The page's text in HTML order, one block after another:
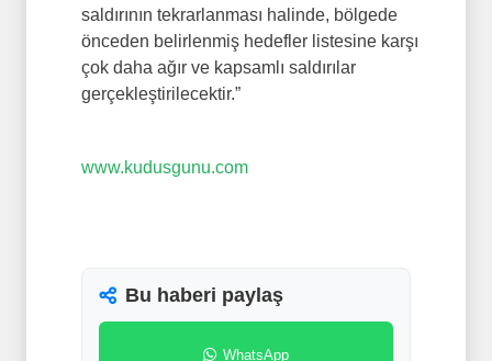
saldırının tekrarlanması halinde, bölgede
önceden belirlenmiş hedefler listesine karşı
çok daha ağır ve kapsamlı saldırılar
gerçekleştirilecektir.”
www.kudusgunu.com
Bu haberi paylaş
WhatsApp